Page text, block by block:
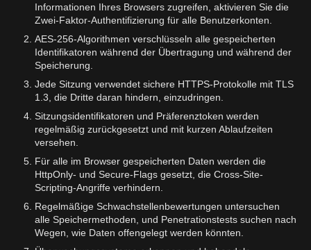
Informationen Ihres Browsers zugreifen, aktivieren Sie die
Zwei-Faktor-Authentifizierung für alle Benutzerkonten.
AES-256-Algorithmen verschlüsseln alle gespeicherten
Identifikatoren während der Übertragung und während der
Speicherung.
Jede Sitzung verwendet sichere HTTPS-Protokolle mit TLS
1.3, die Dritte daran hindern, einzudringen.
Sitzungsidentifikatoren und Präferenztoken werden
regelmäßig zurückgesetzt und mit kurzen Ablaufzeiten
versehen.
Für alle im Browser gespeicherten Daten werden die
HttpOnly- und Secure-Flags gesetzt, die Cross-Site-
Scripting-Angriffe verhindern.
Regelmäßige Schwachstellenbewertungen untersuchen
alle Speichermethoden, und Penetrationstests suchen nach
Wegen, wie Daten offengelegt werden könnten.